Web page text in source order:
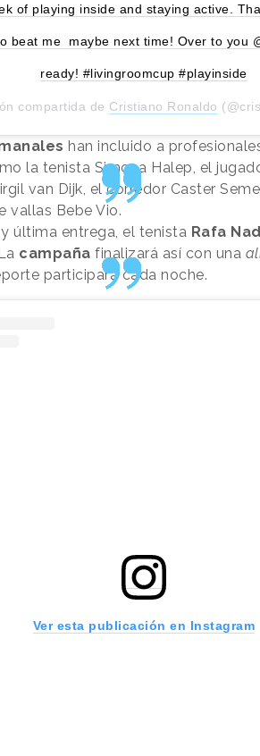
of playing inside and staying active.
beat me maybe next time! Over to you
ready! #livingroomcup #playinside
compartida de Cristiano Ronaldo
han incluido a
la tenista Simona Halep, el
van Dijk, el corredor Caster
vallas Bebe Vio.
última entrega, el tenista Rafa
campaña finalizará así con una
participará cada noche.
Ver esta publicación en Instagram